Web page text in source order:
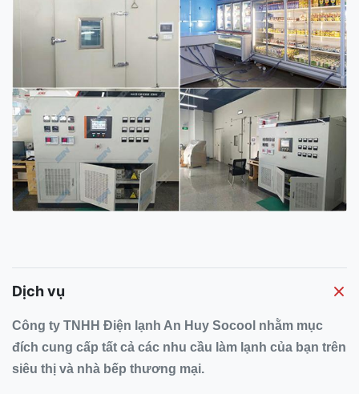
Dịch vụ
Công ty TNHH Điện lạnh An Huy Socool nhằm mục
đích cung cấp tất cả các nhu cầu làm lạnh của bạn trên
siêu thị và nhà bếp thương mại.